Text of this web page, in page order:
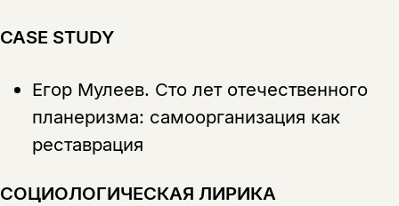
CASE STUDY
Егор Мулеев. Сто лет отечественного
планеризма: самоорганизация как
реставрация
СОЦИОЛОГИЧЕСКАЯ ЛИРИКА